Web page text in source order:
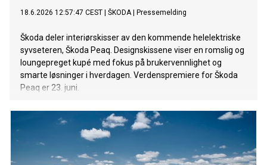
18.6.2026 12:57:47 CEST ŠKODA| Pressemelding
Škoda deler interiørskisser av den kommende helelektriske
syvseteren, Škoda Peaq. Designskissene viser en romslig og
loungepreget kupé med fokus på brukervennlighet og
smarte løsninger i hverdagen. Verdenspremiere for Škoda
Peaq er 23. juni.